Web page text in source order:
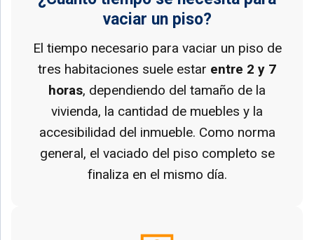
vaciar un piso?
El tiempo necesario para vaciar un piso de
tres habitaciones suele estar entre 2 y 7
horas, dependiendo del tamaño de la
vivienda, la cantidad de muebles y la
accesibilidad del inmueble. Como norma
general, el vaciado del piso completo se
finaliza en el mismo día.